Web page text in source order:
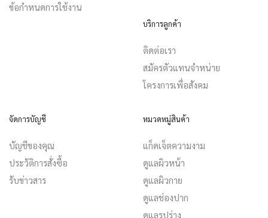
ข้อกำหนดการใช้งาน
บริการลูกค้า
ติดต่อเรา
สมัครตัวแทนจำหน่าย
โครงการเพื่อสังคม
จัดการบัญชี
บัญชีของคุณ
ประวัติการสั่งซื้อ
รับข่าวสาร
หมวดหมู่สินค้า
แก็ดเจ็ตความงาม
ดูแลผิวหน้า
ดูแลผิวกาย
ดูแลช่องปาก
ดูแลรูปร่าง